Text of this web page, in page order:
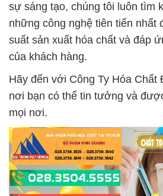
sự sáng tạo, chúng tôi luôn tìm
những công nghệ tiên tiến nhất
suất sản xuất hóa chất và đáp
của khách hàng.
Hãy đến với Công Ty Hóa Chất
nơi bạn có thể tin tưởng và
mọi nơi.